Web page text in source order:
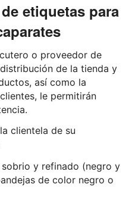
etiquetas para
o proveedor de
de la tienda y
así como la
le permitirán
clientela de su
y refinado (negro y
de color negro o